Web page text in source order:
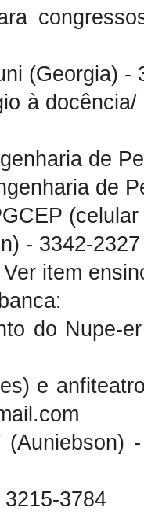
(Georgia) -
à
de
de
- 3342-
item
do Nupe-
e
3784